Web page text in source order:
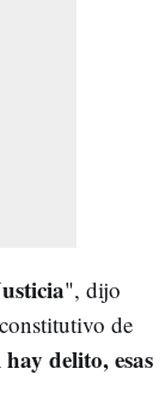
", dijo
de
hay delito, esas